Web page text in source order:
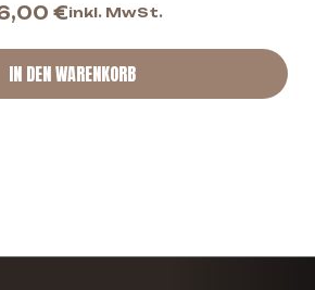
€inkl. MwSt.
IN DEN WARENKORB